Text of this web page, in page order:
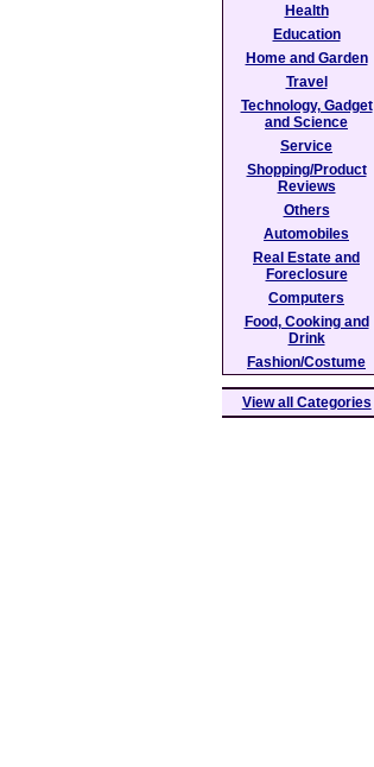
Health
Education
Home and Garden
Travel
Technology, Gadget
and Science
Service
Shopping/Product
Reviews
Others
Automobiles
Real Estate and
Foreclosure
Computers
Food, Cooking and
Drink
Fashion/Costume
View all Categories